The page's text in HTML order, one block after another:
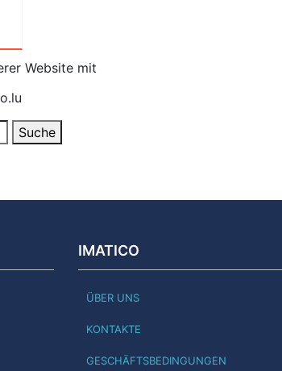
Website mit
IMATICO
ÜBER UNS
KONTAKTE
GESCHÄFTSBEDINGUNGEN